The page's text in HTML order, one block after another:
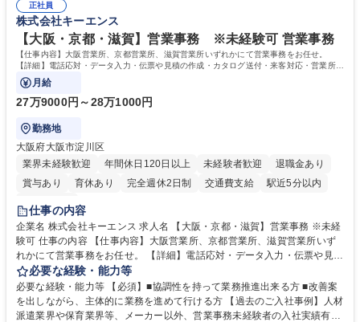
平均100件前後■メール・手紙：同上40件前後 募集職種 中野本社【お客様
相談室】お客様のお声をもとにより良い商品づくりへ貢献
すのでご安心ください。 【当社について】キリングループの広報機能を担
う会社として、お客様との出会いを大切にし、磨き上げたホスピタリティ
を込めてコミュニケーションをとりながら広報関連業務を行っておりま
す。 学歴・資格 学歴：大学院 大学 高専 短大 専修学校 高校 語学力： 資
格：
正社員
株式会社キーエンス
【大阪・京都・滋賀】営業事務 ※未経験可 営業事務
【仕事内容】大阪営業所、京都営業所、滋賀営業所いずれかにて営業事務をお任せ。
【詳細】電話応対・データ入力・伝票や見積の作成・カタログ送付・来客対応・営業所内
で発生する事務業務や業務改善をお任せ。
月給
27万9000円～28万1000円
勤務地
大阪府大阪市淀川区
業界未経験歓迎
年間休日120日以上 未経験者歓迎
退職金あり
賞与あり
育休あり 完全週休2日制 交通費支給
駅近5分以内
土日祝休み
仕事の内容
企業名 株式会社キーエンス 求人名 【大阪・京都・滋賀】営業事務 ※未経
験可 仕事の内容 【仕事内容】大阪営業所、京都営業所、滋賀営業所いず
れかにて営業事務をお任せ。 【詳細】電話応対・データ入力・伝票や見積
の作成・カタログ送付・来客対応・営業所内で発生する事務業務や業務改
善をお任せ。 【教育制度】ご入社後、育成担当とペアになりながらOJTに
て業務を覚えていただくことが可能です。業務システムがきちんと構築さ
れているため、スムーズに仕事に慣れることができる環境です。また、
必要な経験・能力等
必要な経験・能力等 【必須】■協調性を持って業務推進出来る方 ■改善案
を出しながら、主体的に業務を進めて行ける方 【過去のご入社事例】人材
派遣業界や保育業界等、メーカー以外、営業事務未経験者の入社実績有